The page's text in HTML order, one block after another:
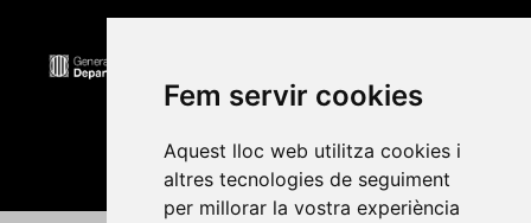
Fem servir cookies
Aquest lloc web utilitza cookies i
altres tecnologies de seguiment
per millorar la vostra experiència